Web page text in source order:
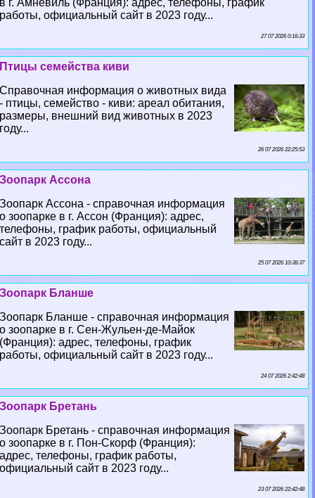
в г. Амневиль (Франция): адрес, телефоны, график
работы, официальный сайт в 2023 году...
27 07 2026 0:16:33
Птицы семейства киви
Справочная информация о животных вида
- птицы, семейство - киви: ареал обитания,
размеры, внешний вид животных в 2023
году...
26 07 2026 22:25:53
Зоопарк Ассона
Зоопарк Ассона - справочная информация
о зоопарке в г. Ассон (Франция): адрес,
телефоны, график работы, официальный
сайт в 2023 году...
25 07 2026 10:38:37
Зоопарк Бланше
Зоопарк Бланше - справочная информация
о зоопарке в г. Сен-Жульен-де-Майок
(Франция): адрес, телефоны, график
работы, официальный сайт в 2023 году...
24 07 2026 2:42:48
Зоопарк Бретань
Зоопарк Бретань - справочная информация
о зоопарке в г. Пон-Скорф (Франция):
адрес, телефоны, график работы,
официальный сайт в 2023 году...
23 07 2026 22:42:48